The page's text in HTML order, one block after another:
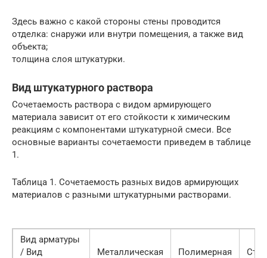
Здесь важно с какой стороны стены проводится
отделка: снаружи или внутри помещения, а также вид
объекта;
толщина слоя штукатурки.
Вид штукатурного раствора
Сочетаемость раствора с видом армирующего
материала зависит от его стойкости к химическим
реакциям с компонентами штукатурной смеси. Все
основные варианты сочетаемости приведем в таблице
1.
Таблица 1. Сочетаемость разных видов армирующих
материалов с разными штукатурными растворами.
Вид арматуры
/ Вид
Металлическая Полимерная